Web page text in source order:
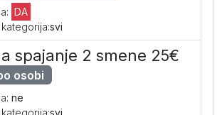
DA
svi
spajanje 2 smene 25€
osobi
ne